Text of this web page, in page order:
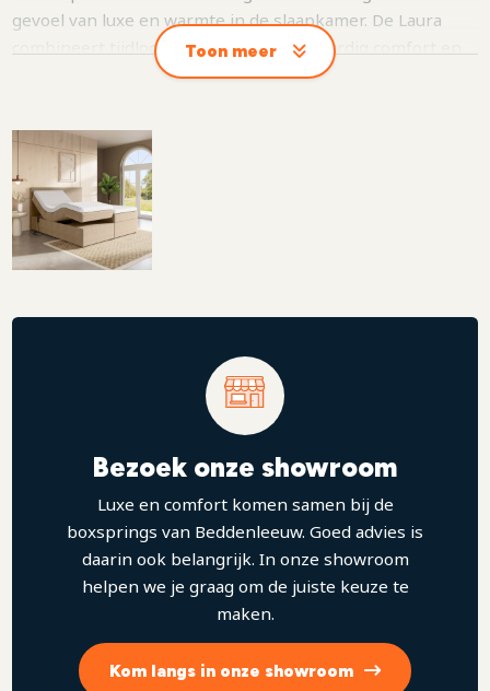
gevoel van luxe en warmte in de slaapkamer. De Laura
combineert tijdloos design met hoogwaardig comfort en
vormt zo het perfecte pronkstuk in iedere slaapkamer.
onderboxen, poten en matrassen stel je deze boxspring
volledig samen naar jouw persoonlijke smaak. Daarnaast
kun je de Laura compleet maken met een bijpassend
gecapitonneerd voetbord, of een TV-lift voor een extra
luxe en harmonieuze uitstraling.
Toon meer
Bezoek onze showroom
Luxe en comfort komen samen bij de
boxsprings van Beddenleeuw. Goed advies is
daarin ook belangrijk. In onze showroom
helpen we je graag om de juiste keuze te
maken.
Kom langs in onze showroom